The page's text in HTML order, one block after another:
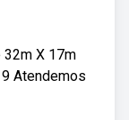
32m X 17m
Atendemos